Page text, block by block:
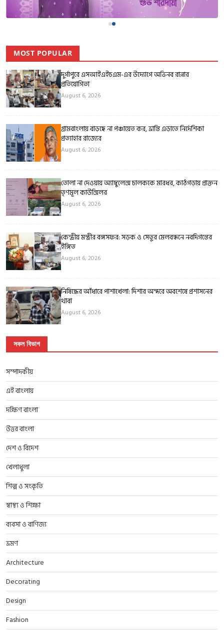
MOST POPULAR
দুর্গাপুরে এসআইএইচএম-এর উদ্যোগে অভিনব রান্নার
প্রতিযোগিতা
August 6, 2026
গ্রামবাংলায় বাড়ছে না পঞ্চায়েত কর, ভ্রান্তি এড়াতে নির্দেশিকা
প্রত্যাহার রাজ্যের
August 6, 2026
তোলা না দেওয়ায় অ্যাম্বুলেন্স চালককে মারধর, কাঠগড়ায় প্রাক্তন
তৃণমূল কাউন্সিলর
August 6, 2026
কেন্দ্রীয় মন্ত্রীর বঙ্গসফর: সড়ক ও সেতুর মেলবন্ধনে নবদিগন্তের
ইঙ্গিত
August 6, 2026
নিষিদ্ধের আঁধারে পাশাখেলা: দিশার অন্দরে অবশেষে প্রশাসনের
থাবা
August 6, 2026
সকল বিভাগ
সম্পাদকীয়
এই বাংলায়
দক্ষিণ বাংলা
উত্তর বাংলা
দেশ ও বিদেশ
খেলাধুলা
শিল্প ও সংকৃতি
স্বাস্থ্য ও শিক্ষা
ব্যবসা ও বাণিজ্য
ভ্রমণ
Architecture
Decorating
Design
Fashion